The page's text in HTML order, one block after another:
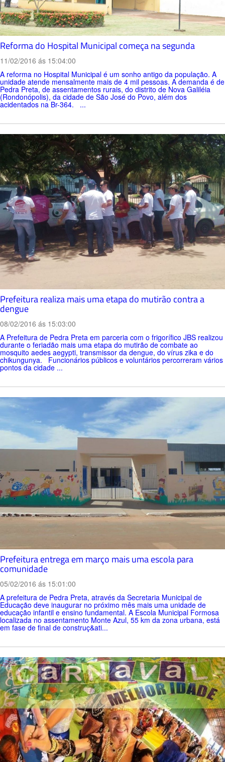
Reforma do Hospital Municipal começa na segunda
11/02/2016 ás 15:04:00
A reforma no Hospital Municipal é um sonho antigo da população. A
unidade atende mensalmente mais de 4 mil pessoas. A demanda é de
Pedra Preta, de assentamentos rurais, do distrito de Nova Galiléia
(Rondonópolis), da cidade de São José do Povo, além dos
acidentados na Br-364. ...
Prefeitura realiza mais uma etapa do mutirão contra a
dengue
08/02/2016 ás 15:03:00
A Prefeitura de Pedra Preta em parceria com o frigorífico JBS realizou
durante o feriadão mais uma etapa do mutirão de combate ao
mosquito aedes aegypti, transmissor da dengue, do vírus zika e do
chikungunya. Funcionários públicos e voluntários percorreram vários
pontos da cidade ...
Prefeitura entrega em março mais uma escola para
comunidade
05/02/2016 ás 15:01:00
A prefeitura de Pedra Preta, através da Secretaria Municipal de
Educação deve inaugurar no próximo mês mais uma unidade de
educação infantil e ensino fundamental. A Escola Municipal Formosa
localizada no assentamento Monte Azul, 55 km da zona urbana, está
em fase de final de construç&ati...